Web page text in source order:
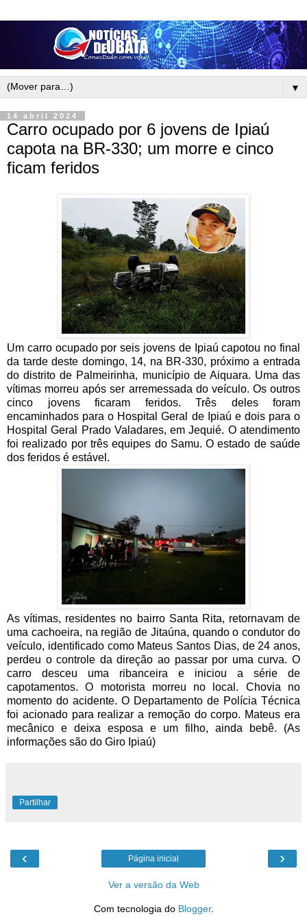
▼
14 abril 2024
Carro ocupado por 6 jovens de Ipiaú
capota na BR-330; um morre e cinco
ficam feridos
Um carro ocupado por seis jovens de Ipiaú capotou no final
da tarde deste domingo, 14, na BR-330, próximo a entrada
do distrito de Palmeirinha, município de Aiquara. Uma das
vítimas morreu após ser arremessada do veículo. Os outros
cinco jovens ficaram feridos. Três deles foram
encaminhados para o Hospital Geral de Ipiaú e dois para o
Hospital Geral Prado Valadares, em Jequié. O atendimento
foi realizado por três equipes do Samu. O estado de saúde
dos feridos é estável.
As vítimas, residentes no bairro Santa Rita, retornavam de
uma cachoeira, na região de Jitaúna, quando o condutor do
veículo, identificado como Mateus Santos Dias, de 24 anos,
perdeu o controle da direção ao passar por uma curva. O
carro desceu uma ribanceira e iniciou a série de
capotamentos. O motorista morreu no local. Chovia no
momento do acidente. O Departamento de Polícia Técnica
foi acionado para realizar a remoção do corpo. Mateus era
mecânico e deixa esposa e um filho, ainda bebê. (As
informações são do Giro Ipiaú)
Partilhar
‹ ›
Página inicial
Ver a versão da Web
Com tecnologia do Blogger.